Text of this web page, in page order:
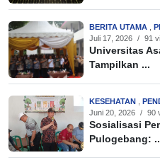
BERITA UTAMA ,
Juli 17, 2026 / 91
Universitas
Tampilkan ...
KESEHATAN
Juni 20, 2026 / 90
Sosialisasi
Pulogebang: